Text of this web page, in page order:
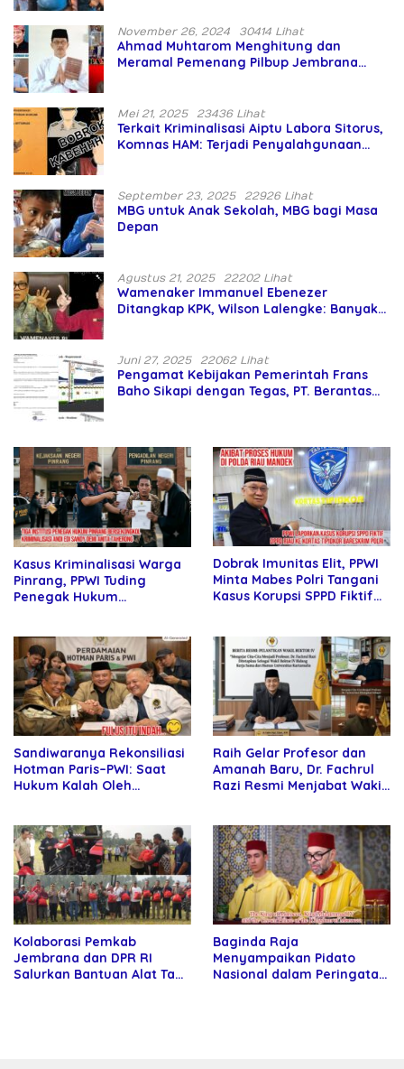
November 26, 2024 30414 Lihat
Ahmad Muhtarom Menghitung dan
Meramal Pemenang Pilbup Jembrana
Mei 21, 2025 23436 Lihat
Terkait Kriminalisasi Aiptu Labora Sitorus,
Komnas HAM: Terjadi Penyalahgunaan
September 23, 2025 22926 Lihat
MBG untuk Anak Sekolah, MBG bagi Masa
Depan
Agustus 21, 2025 22202 Lihat
Wamenaker Immanuel Ebenezer
Ditangkap KPK, Wilson Lalengke: Banyak
Juni 27, 2025 22062 Lihat
Pengamat Kebijakan Pemerintah Frans
Baho Sikapi dengan Tegas, PT. Berantas
Kasus Kriminalisasi Warga
Pinrang, PPWI Tuding
Penegak Hukum
Dobrak Imunitas Elit, PPWI
Minta Mabes Polri Tangani
Kasus Korupsi SPPD Fiktif
Sandiwaranya Rekonsiliasi
Hotman Paris–PWI: Saat
Hukum Kalah Oleh
Raih Gelar Profesor dan
Amanah Baru, Dr. Fachrul
Razi Resmi Menjabat Wakil
Kolaborasi Pemkab
Jembrana dan DPR RI
Salurkan Bantuan Alat Tani
Baginda Raja
Menyampaikan Pidato
Nasional dalam Peringatan